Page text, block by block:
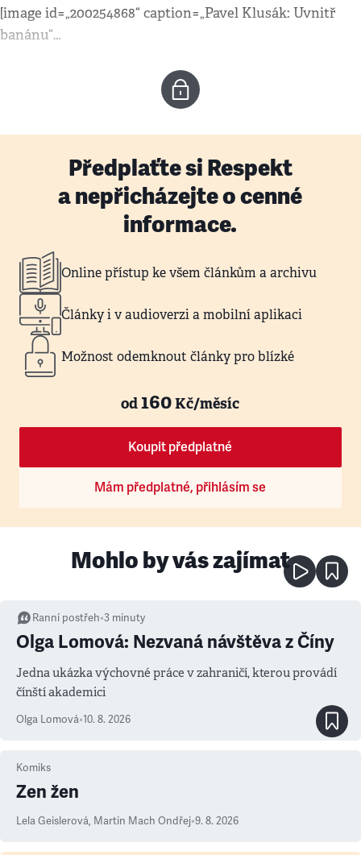
[image id=„200254868“ caption=„Pavel Klusák: Uvnitř
banánu“…
Předplaťte si Respekt
a nepřicházejte o cenné
informace.
Online přístup ke všem článkům a archivu
Články i v audioverzi a mobilní aplikaci
Možnost odemknout články pro blízké
od160Kč/měsíc
Koupit předplatné
Mám předplatné, přihlásím se
Mohlo by vás zajímat
Ranní postřeh•3 minuty
Olga Lomová: Nezvaná návštěva z Číny
Jedna ukázka výchovné práce v zahraničí, kterou provádí
čínští akademici
Olga Lomová•10. 8. 2026
Komiks
Zen žen
Lela Geislerová, Martin Mach Ondřej•9. 8. 2026